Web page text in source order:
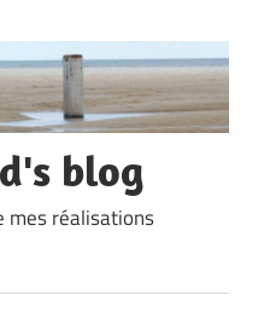
blog
mes réalisations